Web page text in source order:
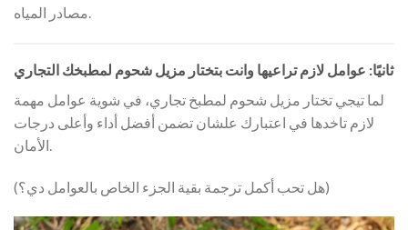
مصادر المياه.
ثانيًا: عوامل لازم تراعيها وانت بتختار مزيل شحوم لمطبخك التجاري
لما تيجي تختار مزيل شحوم لمطبخ تجاري، في شوية عوامل مهمة
لازم تاخدها في اعتبارك علشان تضمن أفضل أداء وأعلى درجات
الأمان.
(هل تحب أكمل ترجمة بقية الجزء الخاص بالعوامل دي؟)